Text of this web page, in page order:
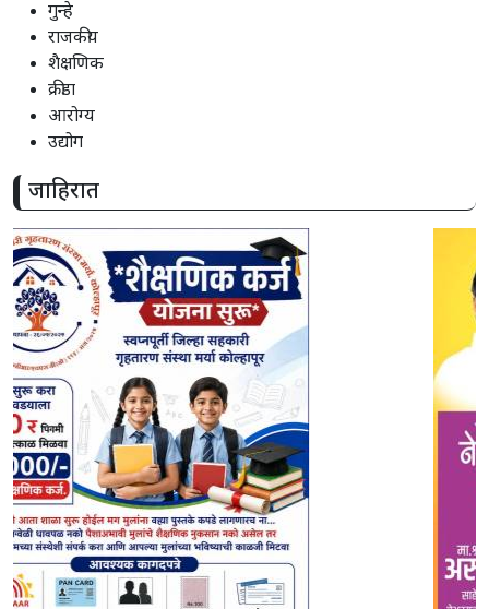
गुन्हे
राजकीय
शैक्षणिक
क्रीडा
आरोग्य
उद्योग
जाहिरात